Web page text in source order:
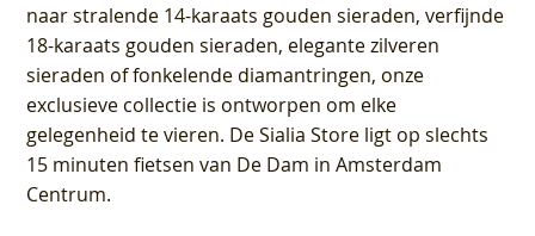
naar stralende 14-karaats gouden sieraden, verfijnde
18-karaats gouden sieraden, elegante zilveren
sieraden of fonkelende diamantringen, onze
exclusieve collectie is ontworpen om elke
gelegenheid te vieren. De Sialia Store ligt op slechts
15 minuten fietsen van De Dam in Amsterdam
Centrum.